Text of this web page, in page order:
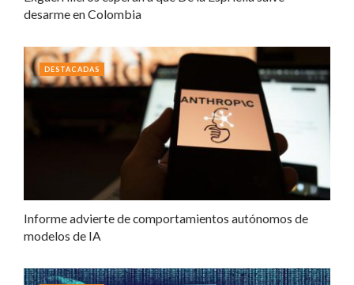
desarme en Colombia
Informe advierte de comportamientos autónomos de
modelos de IA
DESTACADAS